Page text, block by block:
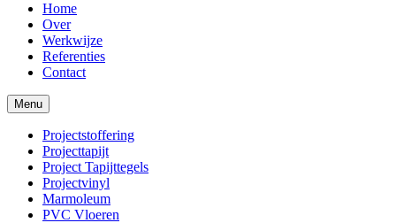
Home
Over
Werkwijze
Referenties
Contact
Menu
Projectstoffering
Projecttapijt
Project Tapijttegels
Projectvinyl
Marmoleum
PVC Vloeren